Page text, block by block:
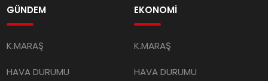
GÜNDEM
K.MARAŞ
HAVA DURUMU
EKONOMİ
K.MARAŞ
HAVA DURUMU